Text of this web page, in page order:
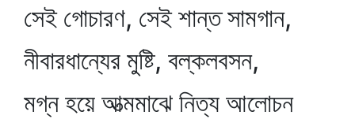
সেই গোচারণ, সেই শান্ত সামগান,
নীবারধান্যের মুষ্টি, বল্কলবসন,
মগ্ন হয়ে আত্মমাঝে নিত্য আলোচন